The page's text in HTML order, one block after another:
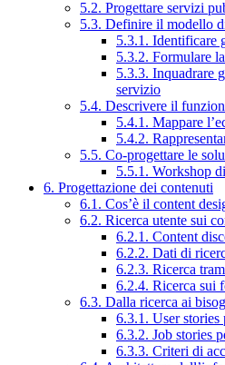
5.2. Progettare servizi
5.3. Definire il modello
5.3.1. Identificare
5.3.2. Formulare
5.3.3. Inquadrare
servizio
5.4. Descrivere il
5.4.1. Mappare
5.4.2.
5.5. Co-progettare le
5.5.1. Workshop
6. Progettazione dei contenuti
6.1. Cos’è il content
6.2. Ricerca utente sui
6.2.1. Content
6.2.2. Dati di
6.2.3. Ricerca
6.2.4. Ricerca sui
6.3. Dalla ricerca ai
6.3.1. User
6.3.2. Job stories
6.3.3. Criteri di